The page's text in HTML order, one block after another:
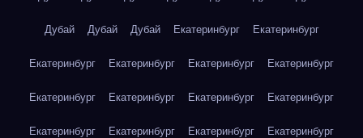
Дубай Дубай Дубай Екатеринбург Екатеринбург
Екатеринбург Екатеринбург Екатеринбург Екатеринбург
Екатеринбург Екатеринбург Екатеринбург Екатеринбург
Екатеринбург Екатеринбург Екатеринбург Екатеринбург